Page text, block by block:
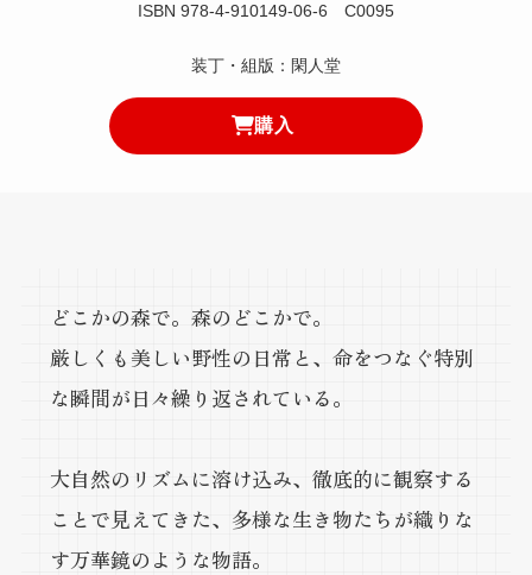
ISBN 978-4-910149-06-6 C0095
装丁・組版：閑人堂
購入
どこかの森で。森のどこかで。
厳しくも美しい野性の日常と、命をつなぐ特別
な瞬間が日々繰り返されている。
大自然のリズムに溶け込み、徹底的に観察する
ことで見えてきた、多様な生き物たちが織りな
す万華鏡のような物語。